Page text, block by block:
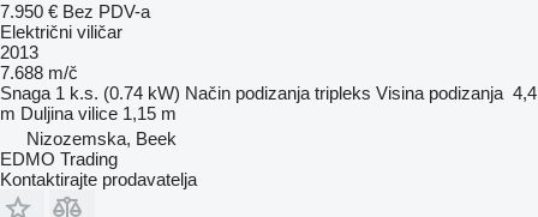
7.950 € Bez PDV-a
Električni viličar
2013
7.688 m/č
Snaga 1 k.s. (0.74 kW) Način podizanja tripleks Visina podizanja 4,4
m Duljina vilice 1,15 m
Nizozemska, Beek
EDMO Trading
Kontaktirajte prodavatelja